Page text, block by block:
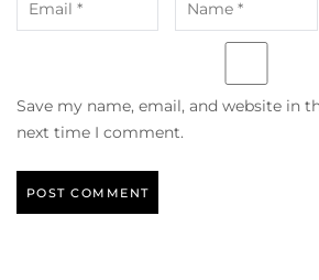
Save my name, email, and website in
next time I comment.